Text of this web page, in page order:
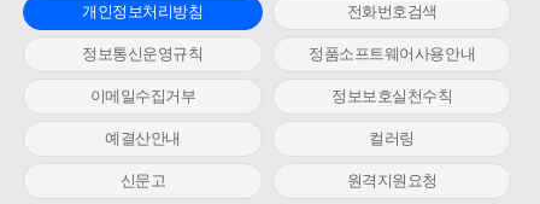
개인정보처리방침 전화번호검색
정보통신운영규칙 정품소프트웨어사용안내
이메일수집거부 정보보호실천수칙
예결산안내 컬러링
신문고 원격지원요청